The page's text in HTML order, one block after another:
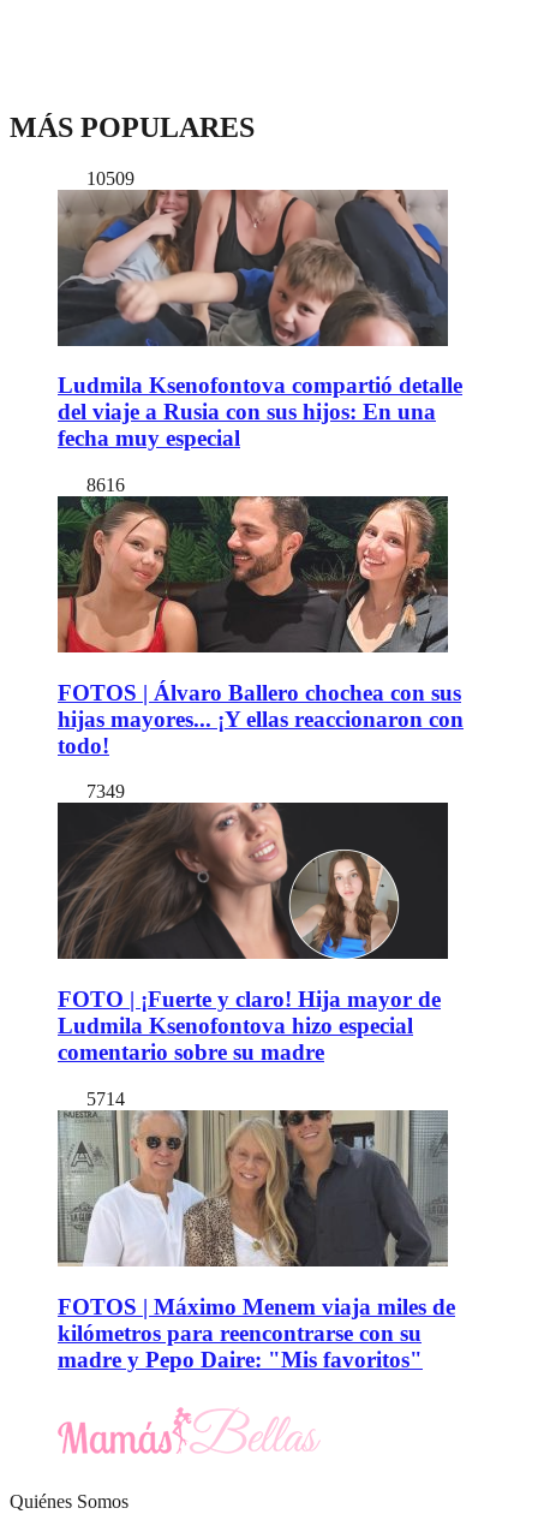
MÁS POPULARES
10509
Ludmila Ksenofontova compartió detalle
del viaje a Rusia con sus hijos: En una
fecha muy especial
8616
FOTOS | Álvaro Ballero chochea con sus
hijas mayores... ¡Y ellas reaccionaron con
todo!
7349
FOTO | ¡Fuerte y claro! Hija mayor de
Ludmila Ksenofontova hizo especial
comentario sobre su madre
5714
FOTOS | Máximo Menem viaja miles de
kilómetros para reencontrarse con su
madre y Pepo Daire: "Mis favoritos"
Quiénes Somos